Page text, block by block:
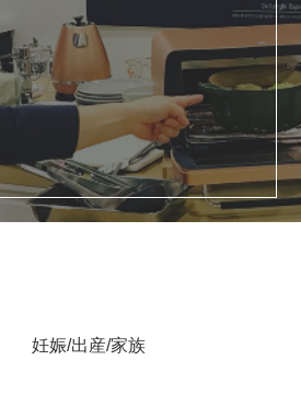
妊娠/出産/家族